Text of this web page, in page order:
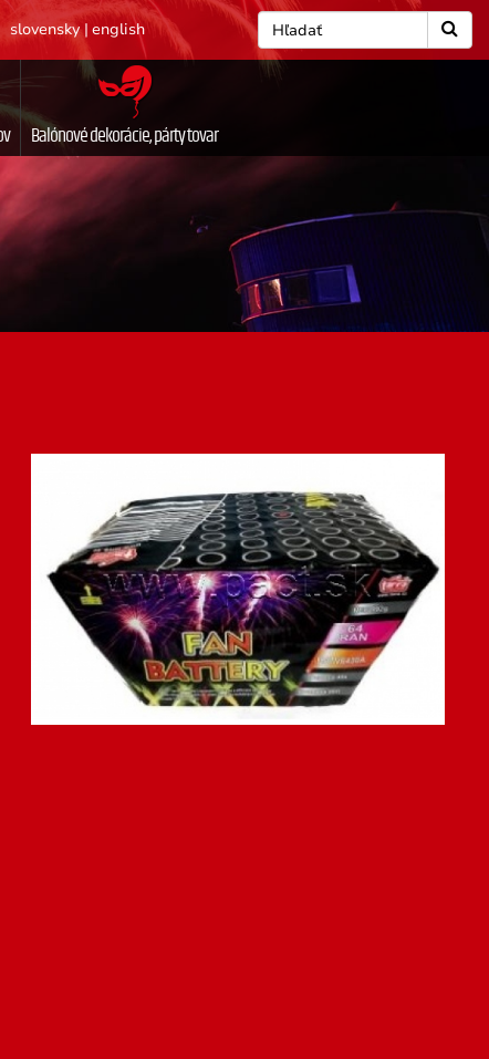
slovensky| english
Balónové dekorácie, párty tovar